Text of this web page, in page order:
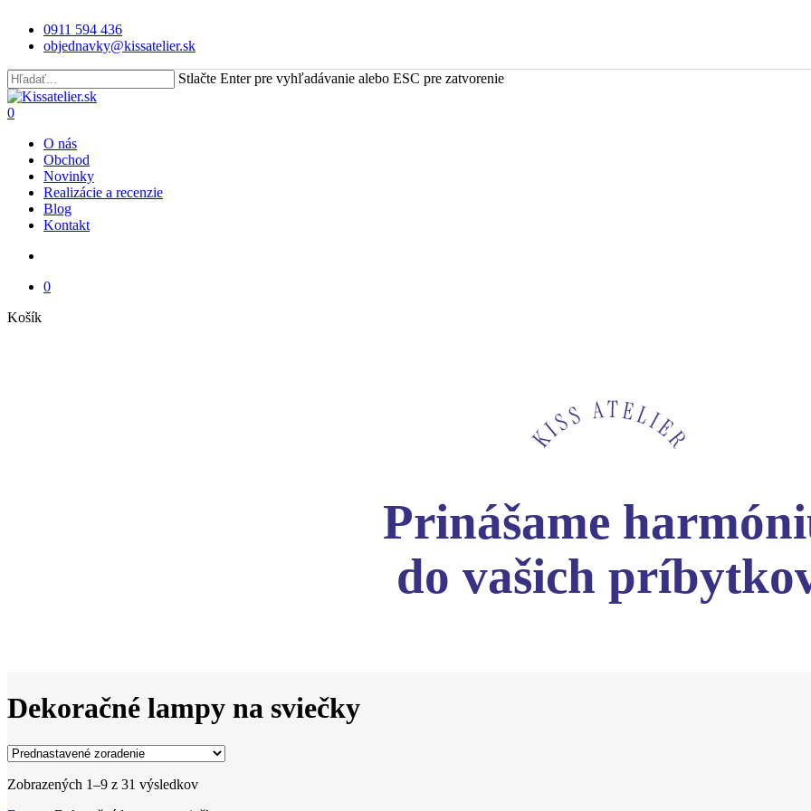
main
0911 594 436
objednavky@kissatelier.sk
Stlačte Enter pre vyhľadávanie alebo ESC pre zatvorenie
Close
Search
search
0
O nás
Obchod
Novinky
Realizácie a recenzie
Blog
Kontakt
0
KošíkClose
Prinášame
do vašich
Dekoračné lampy na sviečky
Zobrazených 1–9 z 31 výsledkov